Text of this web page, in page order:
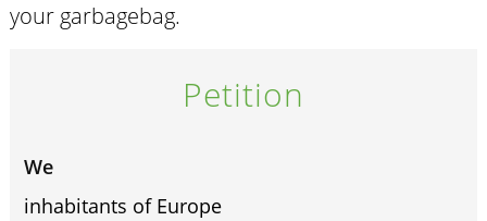
your garbagebag.
Petition
We
inhabitants of Europe